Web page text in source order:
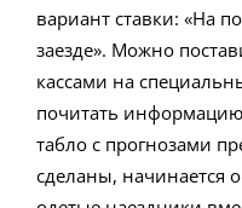
вариант ставки: «На
заезде». Можно
кассами на
почитать
табло с прогнозами
сделаны, начинается